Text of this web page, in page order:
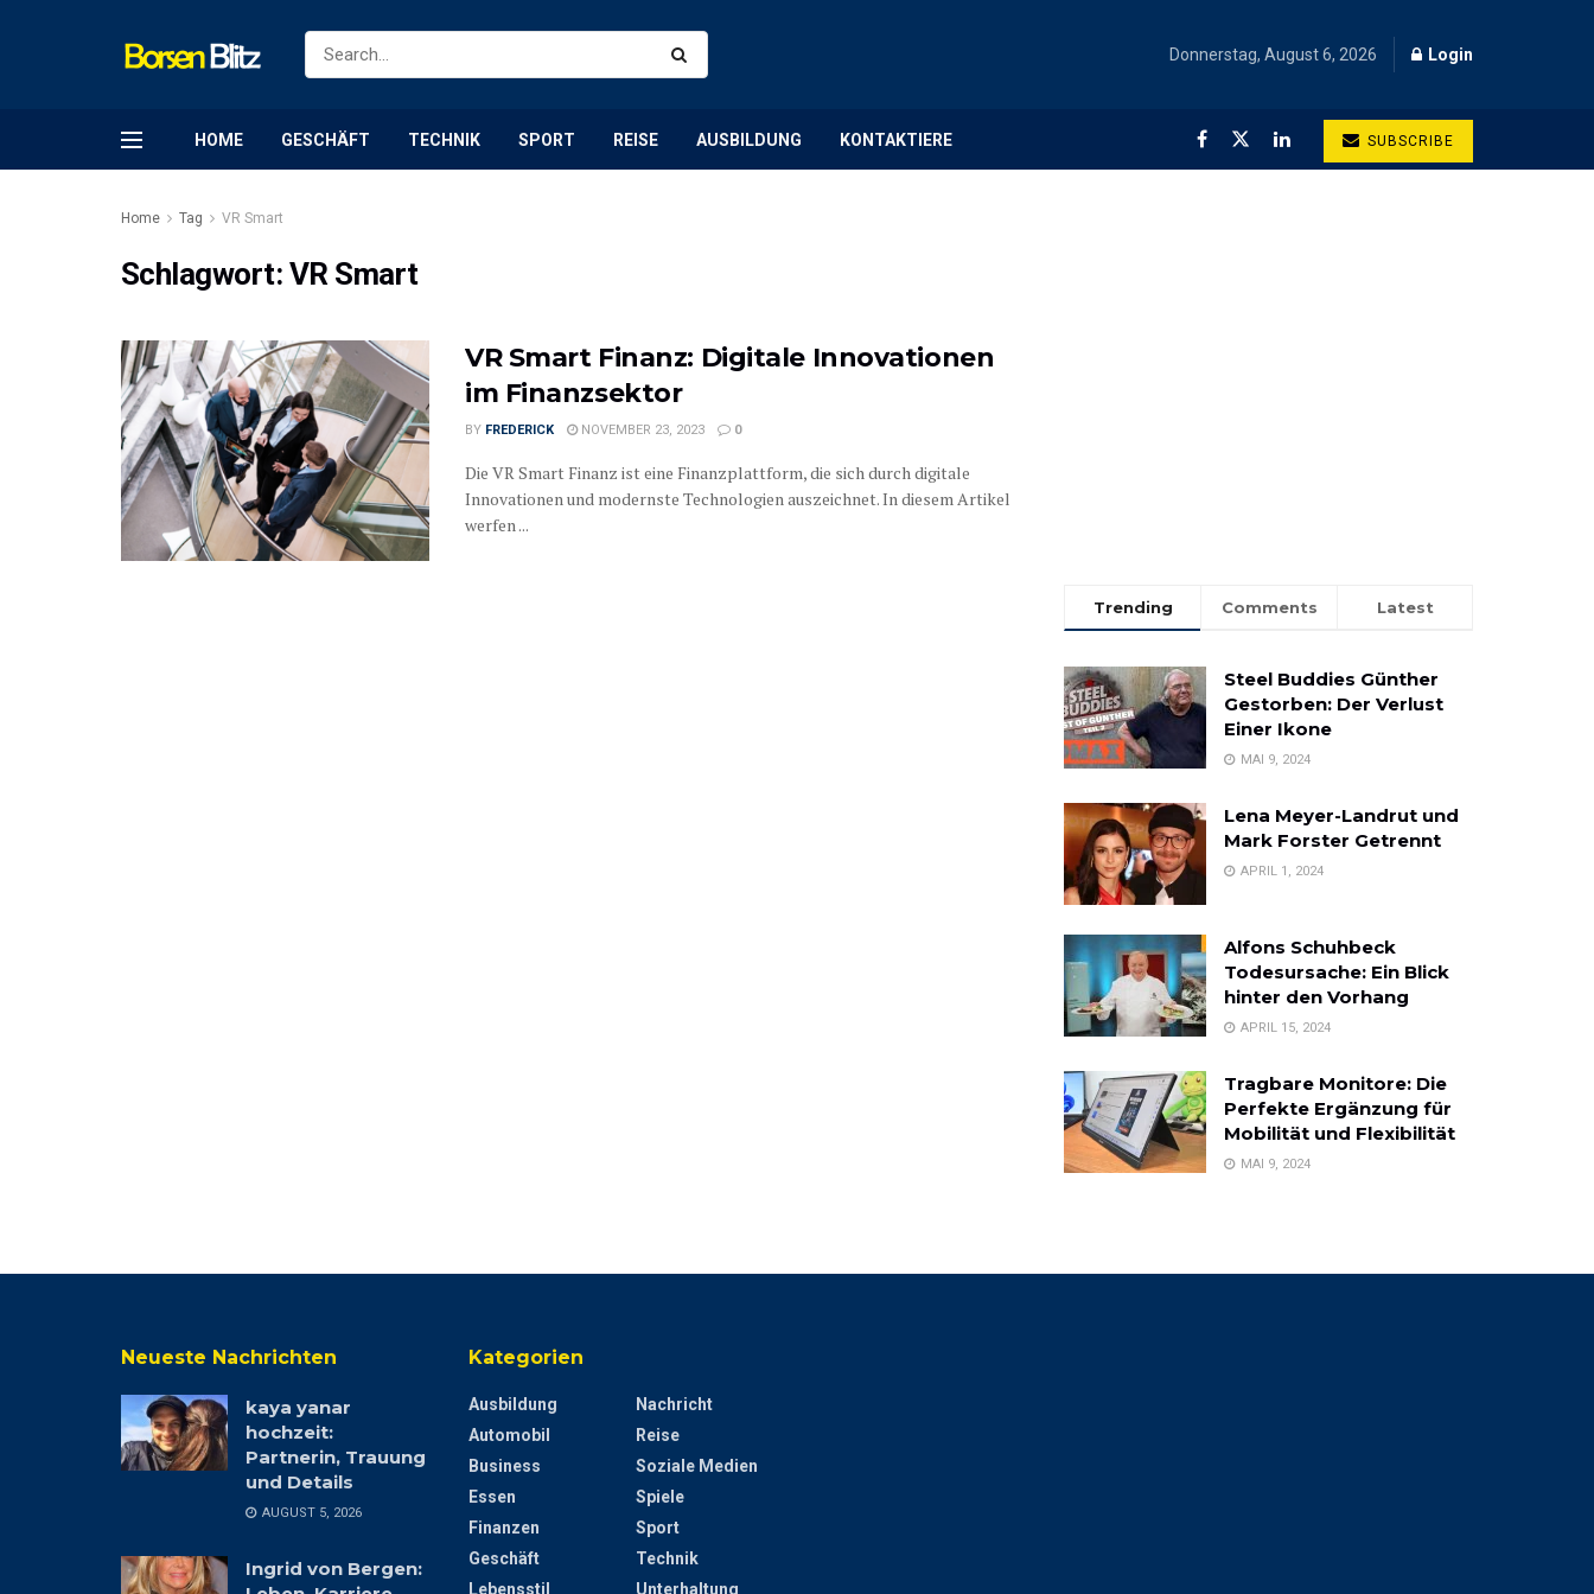
Donnerstag, August 6, 2026 Login
HOME GESCHÄFT TECHNIK SPORT REISE AUSBILDUNG KONTAKTIERE SUBSCRIBE
Home Tag VR Smart
Schlagwort: VR Smart
VR Smart Finanz: Digitale Innovationen
im Finanzsektor
BY FREDERICK NOVEMBER 23, 2023 0
Die VR Smart Finanz ist eine Finanzplattform, die sich durch digitale
Innovationen und modernste Technologien auszeichnet. In diesem Artikel
werfen ...
Trending Comments Latest
Steel Buddies Günther
Gestorben: Der Verlust
Einer Ikone
MAI 9, 2024
Lena Meyer-Landrut und
Mark Forster Getrennt
APRIL 1, 2024
Alfons Schuhbeck
Todesursache: Ein Blick
hinter den Vorhang
APRIL 15, 2024
Tragbare Monitore: Die
Perfekte Ergänzung für
Mobilität und Flexibilität
MAI 9, 2024
Neueste Nachrichten
kaya yanar
hochzeit:
Partnerin, Trauung
und Details
AUGUST 5, 2026
Ingrid von Bergen:
Kategorien
Ausbildung
Automobil
Business
Essen
Finanzen
Geschäft
Lebensstil
Nachricht
Reise
Soziale Medien
Spiele
Sport
Technik
Unterhaltung